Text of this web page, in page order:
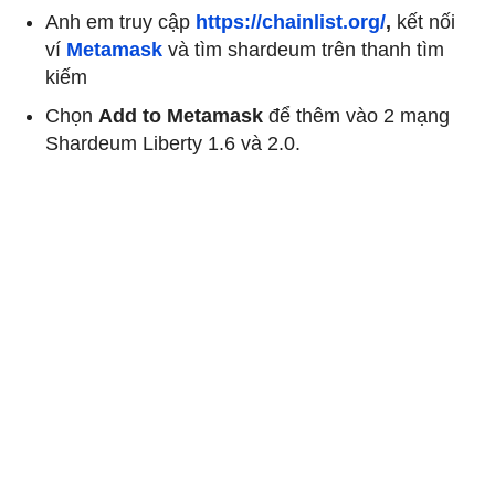
Anh em truy cập https://chainlist.org/, kết nối
ví Metamask và tìm shardeum trên thanh tìm
kiếm
Chọn Add to Metamask để thêm vào 2 mạng
Shardeum Liberty 1.6 và 2.0.